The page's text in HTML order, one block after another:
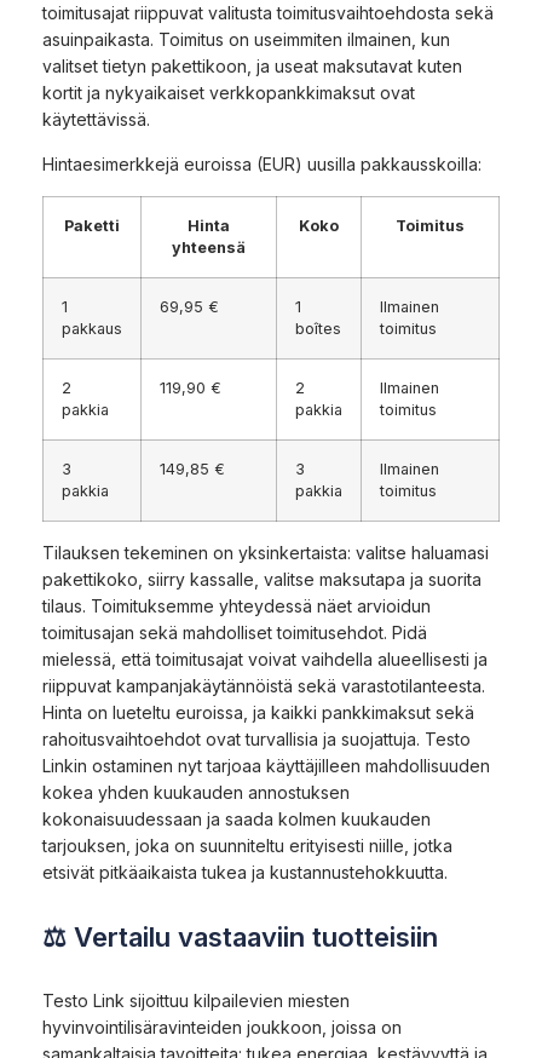
toimitusajat riippuvat valitusta toimitusvaihtoehdosta sekä
asuinpaikasta. Toimitus on useimmiten ilmainen, kun
valitset tietyn pakettikoon, ja useat maksutavat kuten
kortit ja nykyaikaiset verkkopankkimaksut ovat
käytettävissä.
Hintaesimerkkejä euroissa (EUR) uusilla pakkausskoilla:
Paketti
Hinta
yhteensä
Koko Toimitus
1
pakkaus
69,95 €
1
boîtes
Ilmainen
toimitus
2
pakkia
119,90 €
2
pakkia
Ilmainen
toimitus
3
pakkia
149,85 €
3
pakkia
Ilmainen
toimitus
Tilauksen tekeminen on yksinkertaista: valitse haluamasi
pakettikoko, siirry kassalle, valitse maksutapa ja suorita
tilaus. Toimituksemme yhteydessä näet arvioidun
toimitusajan sekä mahdolliset toimitusehdot. Pidä
mielessä, että toimitusajat voivat vaihdella alueellisesti ja
riippuvat kampanjakäytännöistä sekä varastotilanteesta.
Hinta on lueteltu euroissa, ja kaikki pankkimaksut sekä
rahoitusvaihtoehdot ovat turvallisia ja suojattuja. Testo
Linkin ostaminen nyt tarjoaa käyttäjilleen mahdollisuuden
kokea yhden kuukauden annostuksen
kokonaisuudessaan ja saada kolmen kuukauden
tarjouksen, joka on suunniteltu erityisesti niille, jotka
etsivät pitkäaikaista tukea ja kustannustehokkuutta.
⚖ Vertailu vastaaviin tuotteisiin
Testo Link sijoittuu kilpailevien miesten
hyvinvointilisäravinteiden joukkoon, joissa on
samankaltaisia tavoitteita: tukea energiaa, kestävyyttä ja